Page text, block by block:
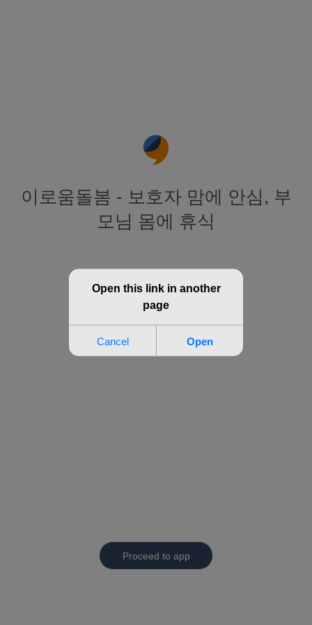
이로움돌봄 - 보호자 맘에 안심, 부
모님 몸에 휴식
Proceed to app